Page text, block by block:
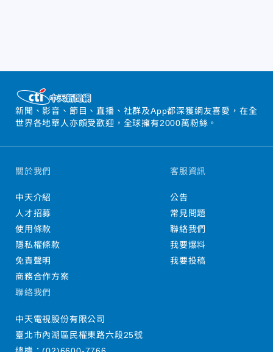
新聞、影音、節目、直播、社群及App都深獲網友喜愛，在全
世界各地華人亦頗受歡迎，全球擁有2000萬粉絲。
關於我們
中天介紹
人才招募
使用條款
隱私權條款
免責聲明
商務合作方案
客服資訊
公告
常見問題
聯絡我們
我要爆料
我要投稿
聯絡我們
中天電視股份有限公司
臺北市內湖區民權東路六段25號